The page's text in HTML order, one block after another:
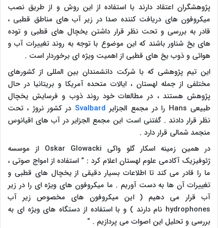
پژوهشگران اعتقاد دارند با استفاده از این روش و از طریق نصب
میکروفون های دریافت کننده صدا در زیر آب های مناطق قطبی ،
قادر به بررسی و تحت نظر قرار داشتن یخچال های قطبی و توده
های یخ شناور باشند که این موضوع با توجه به روند تغییرات آب و
هوائی و ذوب یخ های قطبی از اهمیت ویژه ای برخوردار است .
این تیم پژوهشی که با شرکت دانشمندان بین المللی از کشورهای
مختلفی از جمله لهستان ، ایالات متحده آمریکا و بریتانیا در حال
پژوهش هستند ، در مطالعات خود روند ذوب و فرسایش یخچال
طبیعی Hans را در مجمع الجزایر Svalbard در کشور نروژ ، تحت
نظر قرار دادند . گفتنی است این مجمع الجزایر در آب های اقیانوس
منجمد شمالی قرار دارد .
در همین زمینه اسکار گلو واکی Oskar Glowacki از موسسه
ژئوفیزیک آکادمی علوم لهستان اعلام کرد : ” استفاده از امواج صوتی ،
ما را قادر می کند تا اطلاعات بسیار دقیقی از یخچال های قطبی و
تغییرات آن ها به دست آوریم . ما میکروفون های ویژه ای را در زیر
آب قرار می دهیم ( این میکروفون های مخصوص زیر آب
hydrophones نام دارند ) و با استفاده از دستگاه های ویژه ای به
بررسی و تحلیل این اصوات می پردازیم . “